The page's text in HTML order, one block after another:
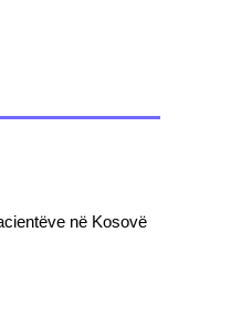
në Kosovë